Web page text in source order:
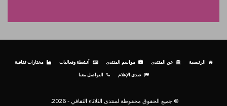
الرئيسية عن المنتدى مواسم المنتدى أنشطة وفعاليات مختارات ثقافية
صدى الإعلام التواصل معنا
© جميع الحقوق محفوظة لمنتدى الثلاثاء الثقافي - 2026.